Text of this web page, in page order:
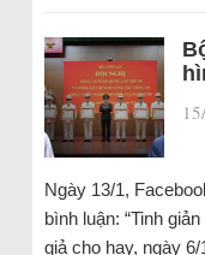
Ngày 13/1,
bình luận: “Tinh
giả cho hay, ngày